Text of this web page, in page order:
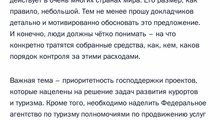
правило, небольшой. Тем не менее прошу докладчиков
детально и мотивированно обосновать это предложение.
И конечно, люди должны чётко понимать – на что
конкретно тратятся собранные средства, как, кем, каков
порядок контроля за этими расходами.
Важная тема – приоритетность господдержки проектов,
которые нацелены на решение задач развития курортов
и туризма. Кроме того, необходимо наделить Федеральное
агентство по туризму полномочиями по продвижению услуг